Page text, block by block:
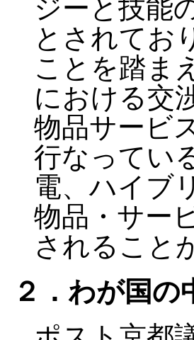
ジーと技能
とされてお
ことを踏ま
における交
物品サービ
行なってい
電、ハイブ
物品・サー
されること
２．わが国の